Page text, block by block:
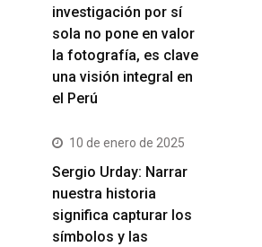
investigación por sí
sola no pone en valor
la fotografía, es clave
una visión integral en
el Perú
10 de enero de 2025
Sergio Urday: Narrar
nuestra historia
significa capturar los
símbolos y las